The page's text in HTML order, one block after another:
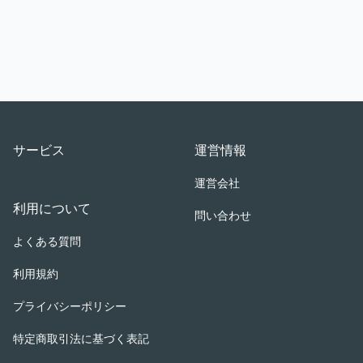
サービス
利用について
よくある質問
利用規約
プライバシーポリシー
特定商取引法に基づく表記
運営情報
運営会社
問い合わせ